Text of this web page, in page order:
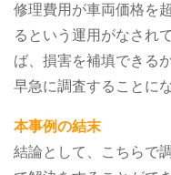
修理費用が車両価格を
るという運用がなされ
ば、損害を補填できる
早急に調査することに
本事例の結末
結論として、こちらで